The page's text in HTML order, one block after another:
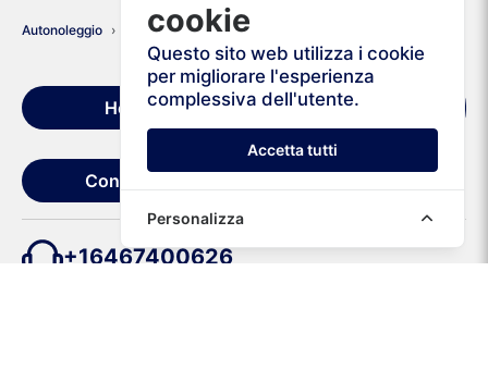
Autonoleggio Portogallo Porto
Home
Condizioni di
Contattaci
+16467400626
cookie
Questo sito web utilizza i cookie
per migliorare l'esperienza
complessiva dell'utente.
Accetta tutti
Personalizza